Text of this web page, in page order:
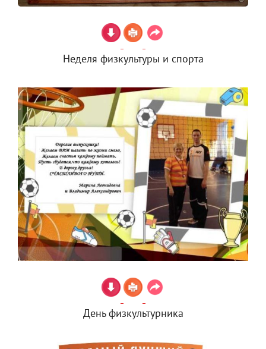
Неделя физкультуры и спорта
День физкультурника